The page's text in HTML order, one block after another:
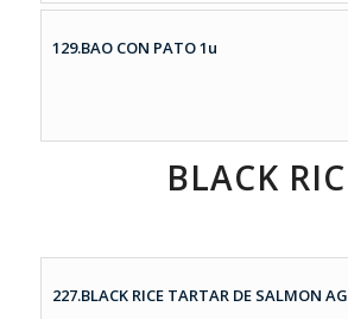
129.BAO CON PATO 1u
BLACK
227.BLACK RICE TARTAR DE SALMON